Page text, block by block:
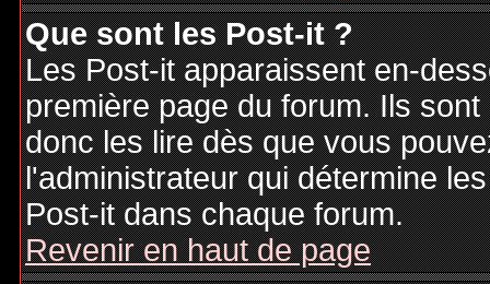
Que sont les Post-it ?
Les Post-it apparaissent en-
première page du forum. Ils
donc les lire dès que vous
l'administrateur qui détermine
Post-it dans chaque forum.
Revenir en haut de page